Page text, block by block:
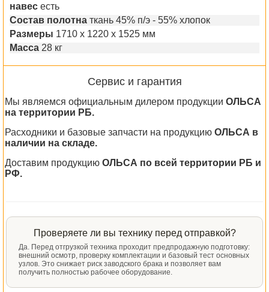
навес есть
Состав полотна ткань 45% п/э - 55% хлопок
Размеры 1710 х 1220 х 1525 мм
Масса 28 кг
Сервис и гарантия
Мы являемся официальным дилером продукции ОЛЬСА
на территории РБ.
Расходники и базовые запчасти на продукцию ОЛЬСА в
наличии на складе.
Доставим продукцию ОЛЬСА по всей территории РБ и
РФ.
Проверяете ли вы технику перед отправкой?
Да. Перед отгрузкой техника проходит предпродажную подготовку:
внешний осмотр, проверку комплектации и базовый тест основных
узлов. Это снижает риск заводского брака и позволяет вам
получить полностью рабочее оборудование.